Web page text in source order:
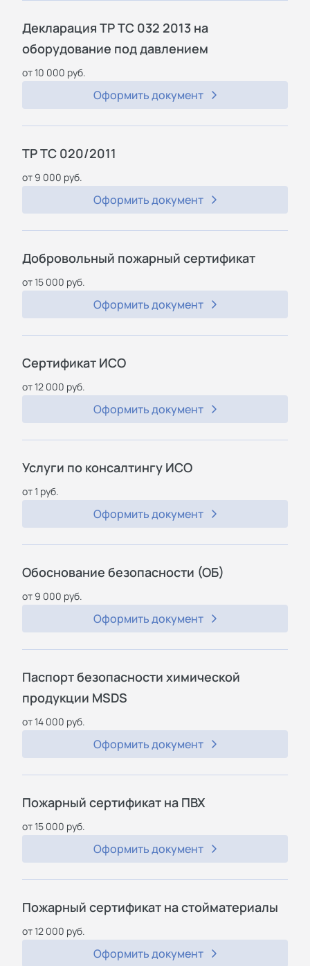
Декларация ТР ТС 032 2013 на
оборудование под давлением
от 10 000 руб.
Оформить документ
ТР ТС 020/2011
от 9 000 руб.
Оформить документ
Добровольный пожарный сертификат
от 15 000 руб.
Оформить документ
Cертификат ИСО
от 12 000 руб.
Оформить документ
Услуги по консалтингу ИСО
от 1 руб.
Оформить документ
Обоснование безопасности (ОБ)
от 9 000 руб.
Оформить документ
Паспорт безопасности химической
продукции MSDS
от 14 000 руб.
Оформить документ
Пожарный сертификат на ПВХ
от 15 000 руб.
Оформить документ
Пожарный сертификат на стойматериалы
от 12 000 руб.
Оформить документ